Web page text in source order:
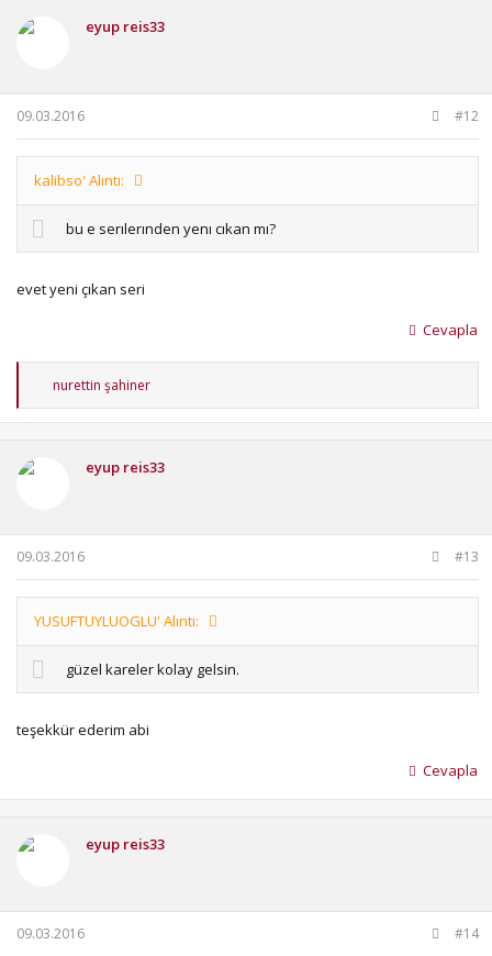
eyup reis33
09.03.2016 #12
kalibso' Alıntı:
bu e serılerınden yenı cıkan mı?
evet yeni çıkan seri
Cevapla
T
p
nurettin şahiner
eyup reis33
09.03.2016 #13
YUSUFTUYLUOGLU' Alıntı:
güzel kareler kolay gelsin.
teşekkür ederim abi
Cevapla
eyup reis33
09.03.2016 #14